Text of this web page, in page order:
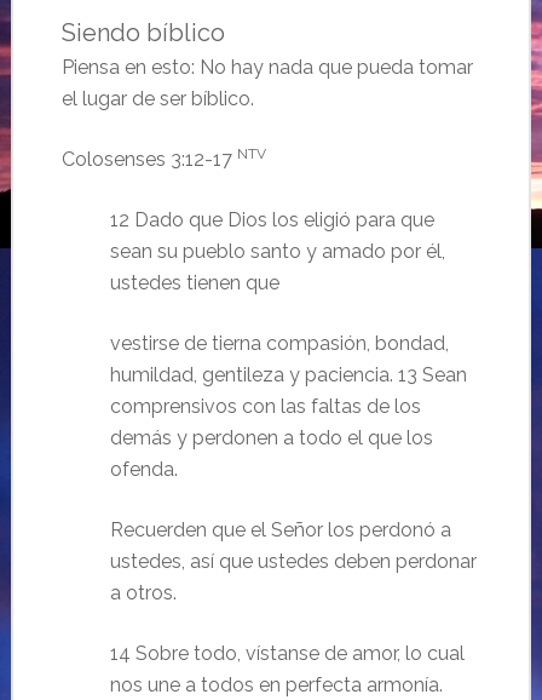
Siendo bíblico
Piensa en esto: No hay nada que pueda tomar
el lugar de ser bíblico.
Colosenses 3:12-17 NTV
12 Dado que Dios los eligió para que
sean su pueblo santo y amado por él,
ustedes tienen que
vestirse de tierna compasión, bondad,
humildad, gentileza y paciencia. 13 Sean
comprensivos con las faltas de los
demás y perdonen a todo el que los
ofenda.
Recuerden que el Señor los perdonó a
ustedes, así que ustedes deben perdonar
a otros.
14 Sobre todo, vístanse de amor, lo cual
nos une a todos en perfecta armonía.